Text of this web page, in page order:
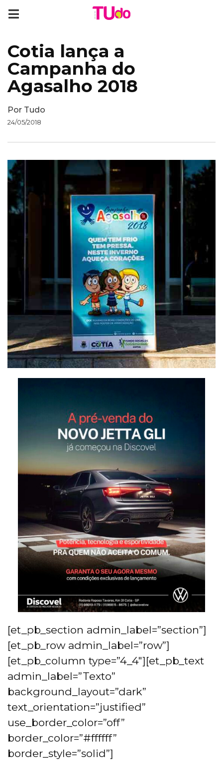
Cotia lança a
Campanha do
Agasalho 2018
Por Tudo
24/05/2018
[et_pb_section admin_label=”section”]
[et_pb_row admin_label=”row”]
[et_pb_column type=”4_4″][et_pb_text
admin_label=”Texto”
background_layout=”dark”
text_orientation=”justified”
use_border_color=”off”
border_color=”#ffffff”
border_style=”solid”]